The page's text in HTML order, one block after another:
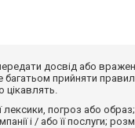
досвід або
прийняти
цікавлять.
погроз або
і / або її послуги;